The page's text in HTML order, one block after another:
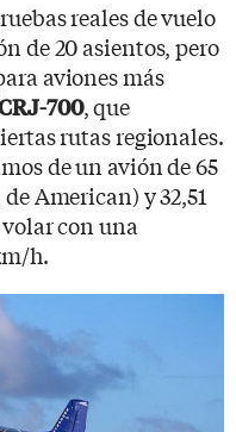
reales de vuelo
de 20 asientos, pero
aviones más
700, que
rutas regionales.
de un avión de 65
American) y 32,51
con una
h.